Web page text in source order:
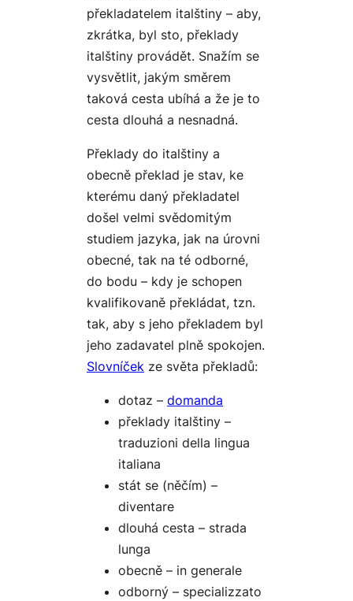
překladatelem italštiny – aby,
zkrátka, byl sto, překlady
italštiny provádět. Snažím se
vysvětlit, jakým směrem
taková cesta ubíhá a že je to
cesta dlouhá a nesnadná.
Překlady do italštiny a
obecně překlad je stav, ke
kterému daný překladatel
došel velmi svědomitým
studiem jazyka, jak na úrovni
obecné, tak na té odborné,
do bodu – kdy je schopen
kvalifikovaně překládat, tzn.
tak, aby s jeho překladem byl
jeho zadavatel plně spokojen.
Slovníček ze světa překladů:
dotaz – domanda
překlady italštiny –
traduzioni della lingua
italiana
stát se (něčím) –
diventare
dlouhá cesta – strada
lunga
obecně – in generale
odborný – specializzato